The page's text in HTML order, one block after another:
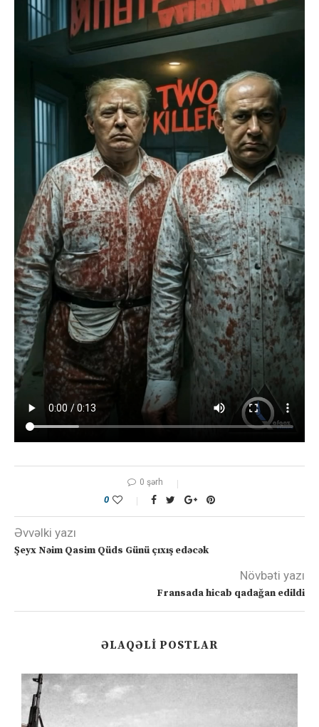
0 şərh
0
Əvvəlki yazı
Şeyx Nəim Qasim Qüds Günü çıxış edəcək
Növbəti yazı
Fransada hicab qadağan edildi
ƏLAQƏLI POSTLAR